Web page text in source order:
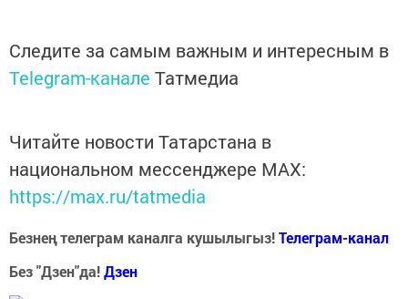
Следите за самым важным и интересным в
Telegram-канале Татмедиа
Читайте новости Татарстана в
национальном мессенджере MАХ:
https://max.ru/tatmedia
Безнең телеграм каналга кушылыгыз!Телеграм-канал
Без "Дзен"да!Дзен